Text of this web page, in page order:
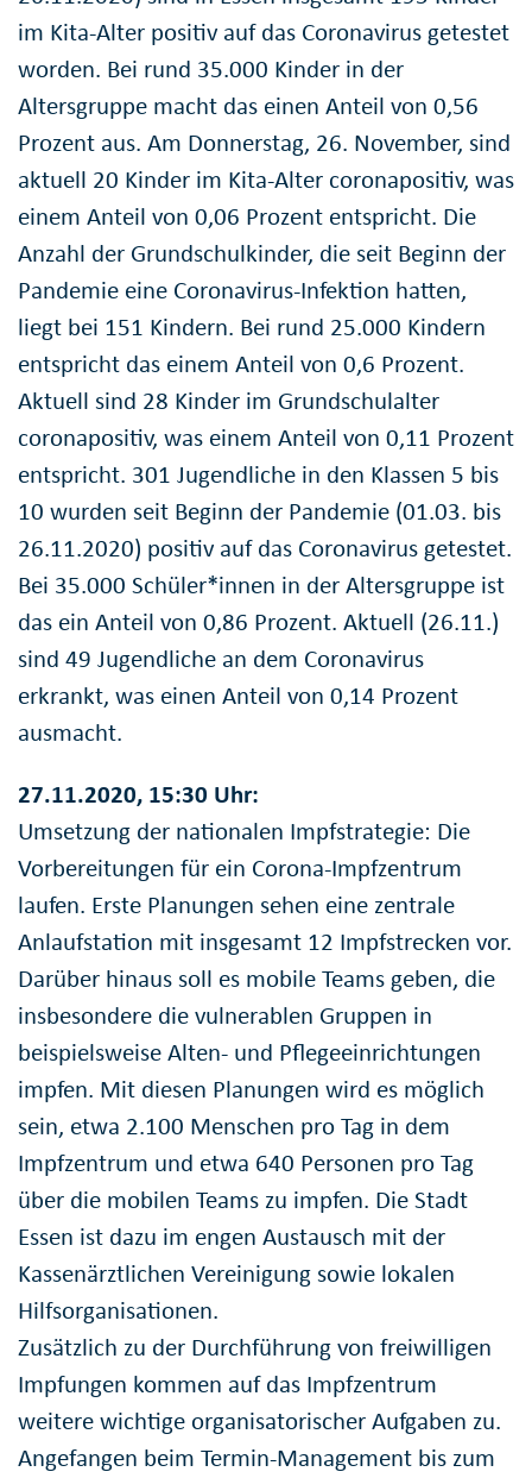
im Kita-Alter positiv auf das Coronavirus getestet
worden. Bei rund 35.000 Kinder in der
Altersgruppe macht das einen Anteil von 0,56
Prozent aus. Am Donnerstag, 26. November, sind
aktuell 20 Kinder im Kita-Alter coronapositiv, was
einem Anteil von 0,06 Prozent entspricht. Die
Anzahl der Grundschulkinder, die seit Beginn der
Pandemie eine Coronavirus-Infektion hatten,
liegt bei 151 Kindern. Bei rund 25.000 Kindern
entspricht das einem Anteil von 0,6 Prozent.
Aktuell sind 28 Kinder im Grundschulalter
coronapositiv, was einem Anteil von 0,11 Prozent
entspricht. 301 Jugendliche in den Klassen 5 bis
10 wurden seit Beginn der Pandemie (01.03. bis
26.11.2020) positiv auf das Coronavirus getestet.
Bei 35.000 Schüler*innen in der Altersgruppe ist
das ein Anteil von 0,86 Prozent. Aktuell (26.11.)
sind 49 Jugendliche an dem Coronavirus
erkrankt, was einen Anteil von 0,14 Prozent
ausmacht.
27.11.2020, 15:30 Uhr:
Umsetzung der nationalen Impfstrategie: Die
Vorbereitungen für ein Corona-Impfzentrum
laufen. Erste Planungen sehen eine zentrale
Anlaufstation mit insgesamt 12 Impfstrecken vor.
Darüber hinaus soll es mobile Teams geben, die
insbesondere die vulnerablen Gruppen in
beispielsweise Alten- und Pflegeeinrichtungen
impfen. Mit diesen Planungen wird es möglich
sein, etwa 2.100 Menschen pro Tag in dem
Impfzentrum und etwa 640 Personen pro Tag
über die mobilen Teams zu impfen. Die Stadt
Essen ist dazu im engen Austausch mit der
Kassenärztlichen Vereinigung sowie lokalen
Hilfsorganisationen.
Zusätzlich zu der Durchführung von freiwilligen
Impfungen kommen auf das Impfzentrum
weitere wichtige organisatorischer Aufgaben zu.
Angefangen beim Termin-Management bis zum